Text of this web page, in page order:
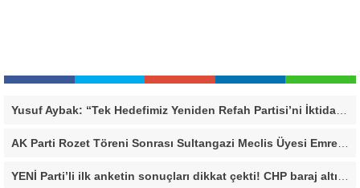
Yusuf Aybak: “Tek Hedefimiz Yeniden Refah Partisi’ni İktidara Taşımak”
AK Parti Rozet Töreni Sonrası Sultangazi Meclis Üyesi Emrecan Durmuş’tan Sert Mesaj: “Biz Gücümüzü Makamlardan Değil, Halktan Alıyoruz”